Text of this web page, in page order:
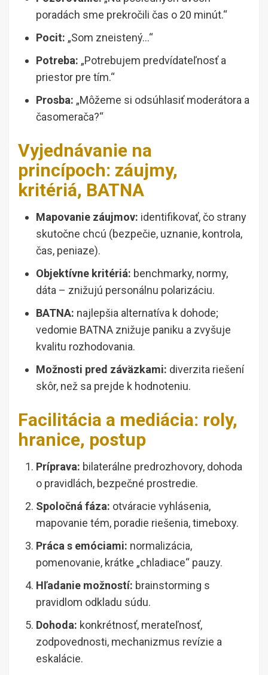
poradách sme prekročili čas o 20 minút.“
Pocit: „Som zneistený…“
Potreba: „Potrebujem predvídateľnosť a
priestor pre tím.“
Prosba: „Môžeme si odsúhlasiť moderátora a
časomerača?“
Vyjednávanie na
princípoch: záujmy,
kritériá, BATNA
Mapovanie záujmov: identifikovať, čo strany
skutočne chcú (bezpečie, uznanie, kontrola,
čas, peniaze).
Objektívne kritériá: benchmarky, normy,
dáta – znižujú personálnu polarizáciu.
BATNA: najlepšia alternatíva k dohode;
vedomie BATNA znižuje paniku a zvyšuje
kvalitu rozhodovania.
Možnosti pred záväzkami: diverzita riešení
skôr, než sa prejde k hodnoteniu.
Facilitácia a mediácia: roly,
hranice, postup
Príprava: bilaterálne predrozhovory, dohoda
o pravidlách, bezpečné prostredie.
Spoločná fáza: otváracie vyhlásenia,
mapovanie tém, poradie riešenia, timeboxy.
Práca s emóciami: normalizácia,
pomenovanie, krátke „chladiace“ pauzy.
Hľadanie možností: brainstorming s
pravidlom odkladu súdu.
Dohoda: konkrétnosť, merateľnosť,
zodpovednosti, mechanizmus revízie a
eskalácie.